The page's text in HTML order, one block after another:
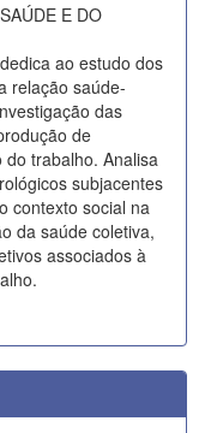
E DO
ao estudo dos
relação saúde-
das
de
trabalho. Analisa
subjacentes
contexto social na
da saúde coletiva,
associados à